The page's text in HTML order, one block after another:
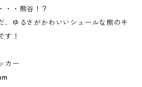
・・熊谷！？
、ゆるさがかわいいシュールな熊のキ
す！
カー